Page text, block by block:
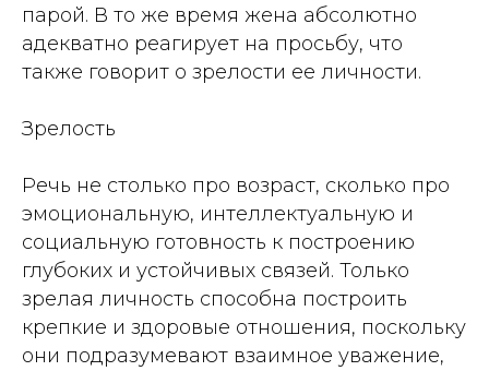
парой. В то же время жена абсолютно
адекватно реагирует на просьбу, что
также говорит о зрелости ее личности.
Зрелость
Речь не столько про возраст, сколько про
эмоциональную, интеллектуальную и
социальную готовность к построению
глубоких и устойчивых связей. Только
зрелая личность способна построить
крепкие и здоровые отношения, поскольку
они подразумевают взаимное уважение,